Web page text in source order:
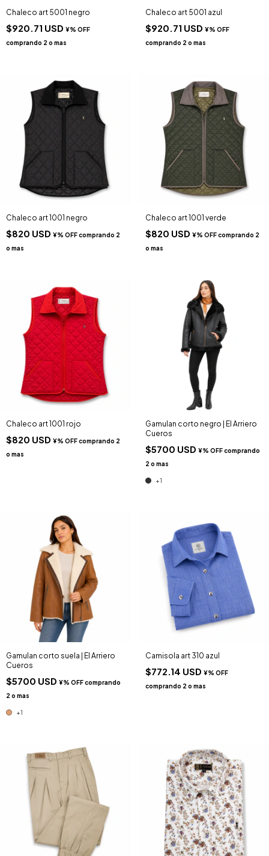
Chaleco art 5001 negro
$920.71 USD
Chaleco art 5001 azul
$920.71 USD
Chaleco art 1001 negro
$820 USD
Chaleco art 1001 verde
$820 USD
Chaleco art 1001 rojo
$820 USD
Gamulan corto negro | El Arriero
Cueros
$5700 USD
+1
Gamulan corto suela | El Arriero
Cueros
$5700 USD
+1
Camisola art 310 azul
$772.14 USD